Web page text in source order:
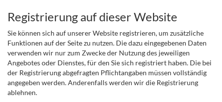
Registrierung auf dieser Website
Sie können sich auf unserer Website registrieren, um zusätzliche
Funktionen auf der Seite zu nutzen. Die dazu eingegebenen Daten
verwenden wir nur zum Zwecke der Nutzung des jeweiligen
Angebotes oder Dienstes, für den Sie sich registriert haben. Die bei
der Registrierung abgefragten Pflichtangaben müssen vollständig
angegeben werden. Anderenfalls werden wir die Registrierung
ablehnen.